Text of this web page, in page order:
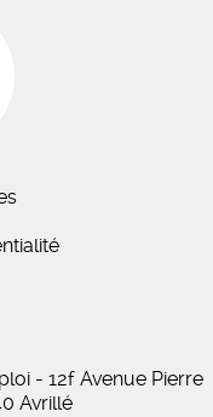
- 12f Avenue Pierre
Avrillé